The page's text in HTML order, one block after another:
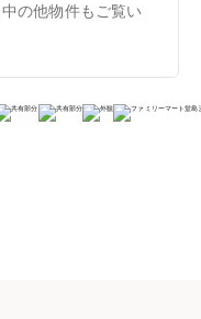
の他物件もご覧い